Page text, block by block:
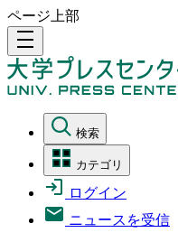
ページ上部
density_medium
検索
カテゴリ
ログイン
ニュースを受信